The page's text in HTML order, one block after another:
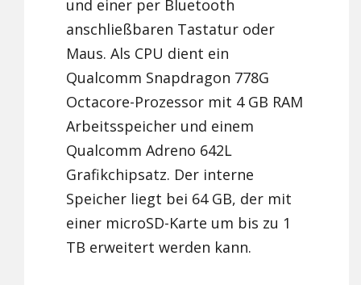
und einer per Bluetooth
anschließbaren Tastatur oder
Maus. Als CPU dient ein
Qualcomm Snapdragon 778G
Octacore-Prozessor mit 4 GB RAM
Arbeitsspeicher und einem
Qualcomm Adreno 642L
Grafikchipsatz. Der interne
Speicher liegt bei 64 GB, der mit
einer microSD-Karte um bis zu 1
TB erweitert werden kann.